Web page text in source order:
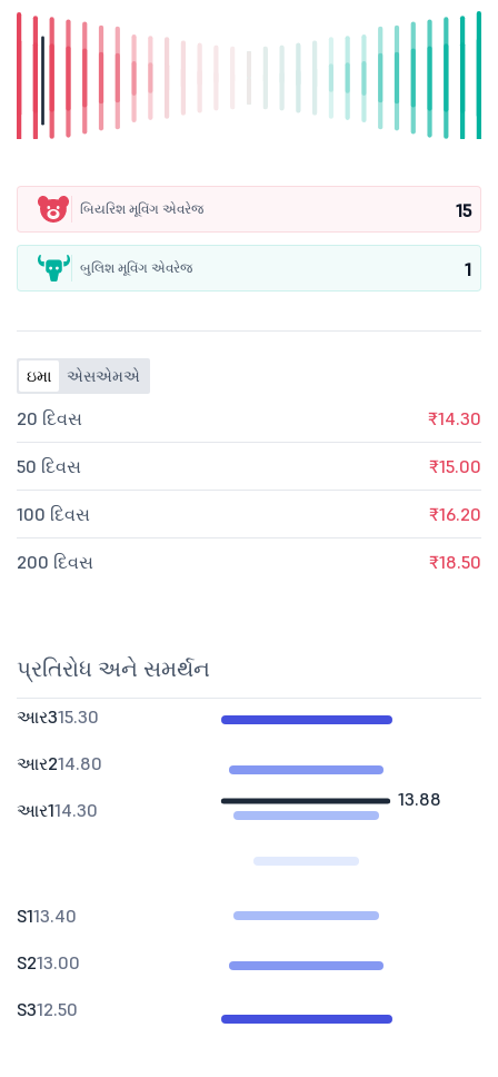
બિયરિશ મૂવિંગ એવરેજ 15
બુલિશ મૂવિંગ એવરેજ 1
ઇમા એસએમએ
20 દિવસ ₹14.30
50 દિવસ ₹15.00
100 દિવસ ₹16.20
200 દિવસ ₹18.50
પ્રતિરોધ અને સમર્થન
13.88
આર315.30
આર214.80
આર114.30
S113.40
S213.00
S312.50